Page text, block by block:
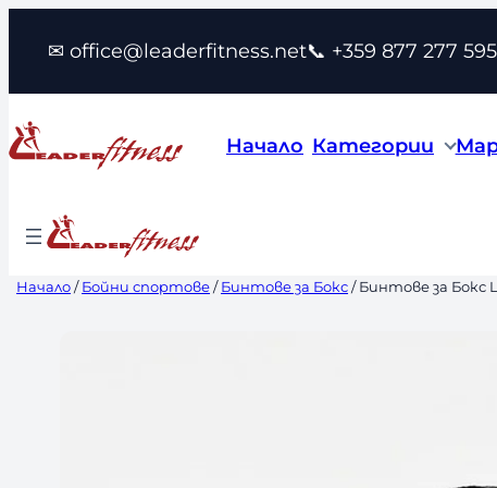
съдържанието
✉ office@leaderfitness.net📞 +359 877 277 595
Начало Категории
Начало/Бойни спортове/Бинтове за Бокс/ Бинтове за Бокс